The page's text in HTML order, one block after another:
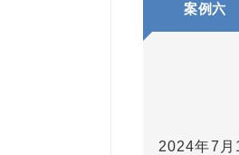
案例六
2024年7月